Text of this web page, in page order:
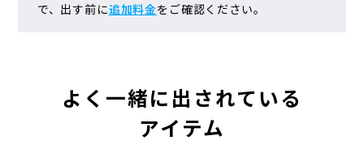
で、出す前に追加料金をご確認ください。
よく一緒に出されている
アイテム